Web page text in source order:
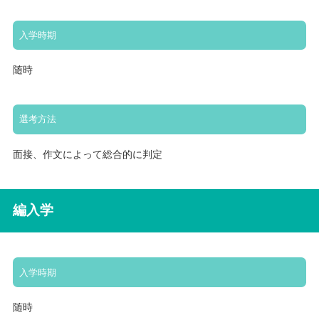
入学時期
随時
選考方法
面接、作文によって総合的に判定
編入学
入学時期
随時